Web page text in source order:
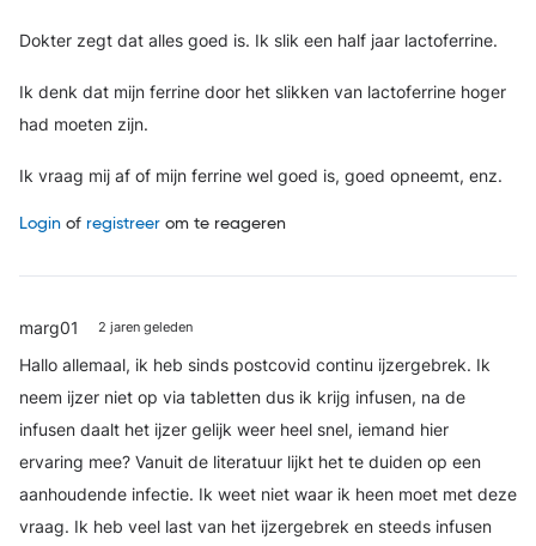
Dokter zegt dat alles goed is. Ik slik een half jaar lactoferrine.
Ik denk dat mijn ferrine door het slikken van lactoferrine hoger
had moeten zijn.
Ik vraag mij af of mijn ferrine wel goed is, goed opneemt, enz.
Login of registreer om te reageren
marg01 2 jaren geleden
Hallo allemaal, ik heb sinds postcovid continu ijzergebrek. Ik
neem ijzer niet op via tabletten dus ik krijg infusen, na de
infusen daalt het ijzer gelijk weer heel snel, iemand hier
ervaring mee? Vanuit de literatuur lijkt het te duiden op een
aanhoudende infectie. Ik weet niet waar ik heen moet met deze
vraag. Ik heb veel last van het ijzergebrek en steeds infusen